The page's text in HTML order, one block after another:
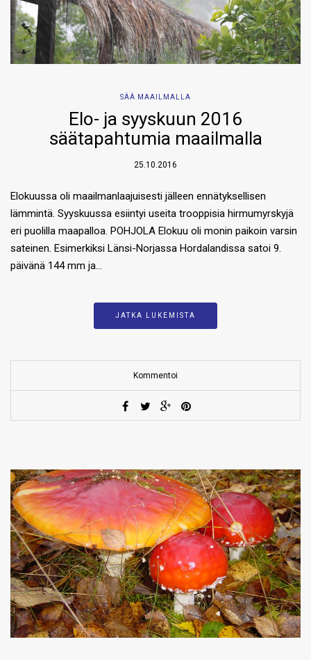
SÄÄ MAAILMALLA
Elo- ja syyskuun 2016
säätapahtumia maailmalla
25.10.2016
Elokuussa oli maailmanlaajuisesti jälleen ennätyksellisen
lämmintä. Syyskuussa esiintyi useita trooppisia hirmumyrskyjä
eri puolilla maapalloa. POHJOLA Elokuu oli monin paikoin varsin
sateinen. Esimerkiksi Länsi-Norjassa Hordalandissa satoi 9.
päivänä 144 mm ja…
JATKA LUKEMISTA
Kommentoi